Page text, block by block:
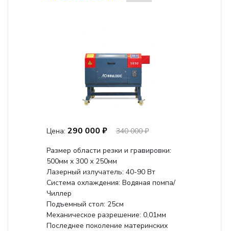
Цена: 290 000 ₽
340 000 ₽
Размер области резки и гравировки:
500мм х 300 х 250мм
Лазерный излучатель: 40-90 Вт
Система охлаждения: Водяная помпа/
Чиллер
Подъемный стол: 25см
Механическое разрешение: 0,01мм
Последнее поколение материнских